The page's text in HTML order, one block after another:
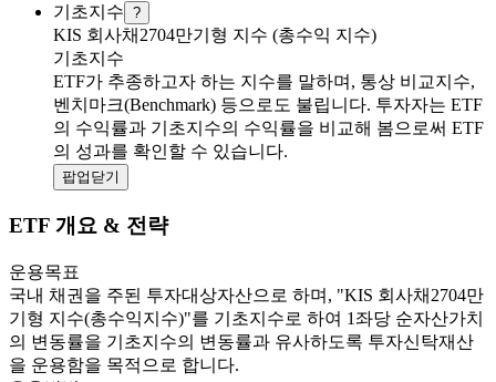
기초지수 ?
KIS 회사채2704만기형 지수 (총수익 지수)
기초지수
ETF가 추종하고자 하는 지수를 말하며, 통상 비교지수,
벤치마크(Benchmark) 등으로도 불립니다. 투자자는 ETF
의 수익률과 기초지수의 수익률을 비교해 봄으로써 ETF
의 성과를 확인할 수 있습니다.
팝업닫기
ETF 개요 & 전략
운용목표
국내 채권을 주된 투자대상자산으로 하며, "KIS 회사채2704만
기형 지수(총수익지수)"를 기초지수로 하여 1좌당 순자산가치
의 변동률을 기초지수의 변동률과 유사하도록 투자신탁재산
을 운용함을 목적으로 합니다.